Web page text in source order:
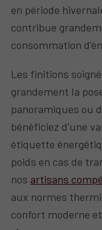
en période
contribue
consommation
Les finitions
grandement la
panoramiques ou
bénéficiez d'une
étiquette
poids en cas de
nos artisans
aux normes
confort moderne